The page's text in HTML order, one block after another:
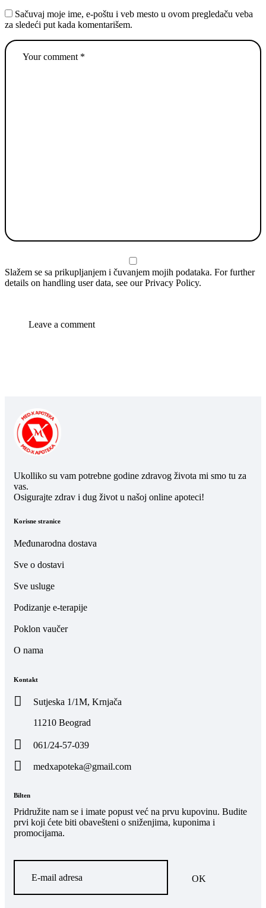
Sačuvaj moje ime, e-poštu i veb mesto u ovom pregledaču veba
za sledeći put kada komentarišem.
Slažem se sa prikupljanjem i čuvanjem mojih podataka. For further
details on handling user data, see ourPrivacy Policy.
Ukolliko su vam potrebne godine zdravog života mi smo tu za
vas.
Osigurajte zdrav i dug život u našoj online apoteci!
Korisne stranice
Međunarodna dostava
Sve o dostavi
Sve usluge
Podizanje e-terapije
Poklon vaučer
O nama
Kontakt
Sutjeska 1/1M, Krnjača
11210 Beograd
061/24-57-039
medxapoteka@gmail.com
Bilten
Pridružite nam se i imate popust već na prvu kupovinu. Budite
prvi koji ćete biti obavešteni o sniženjima, kuponima i
promocijama.